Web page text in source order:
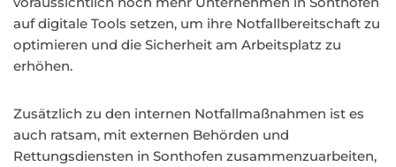
auf digitale Tools setzen, um ihre Notfallbereitschaft zu
optimieren und die Sicherheit am Arbeitsplatz zu
erhöhen.
Zusätzlich zu den internen Notfallmaßnahmen ist es
auch ratsam, mit externen Behörden und
Rettungsdiensten in Sonthofen zusammenzuarbeiten,